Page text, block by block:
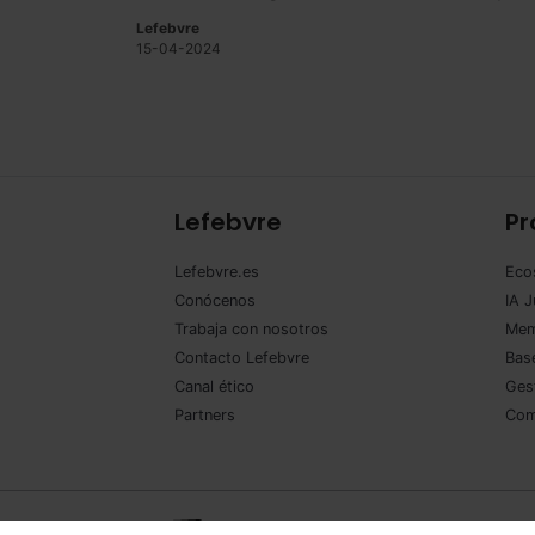
Lefebvre
15-04-2024
Lefebvre
Lefebvre.es
Conócenos
Trabaja con nosotros
Contacto Lefebvre
Canal ético
Partners
IA